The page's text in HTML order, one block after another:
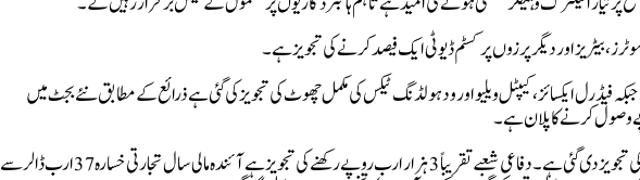
بیٹریز اور دیگر پرزوں پر کسٹم ڈیوٹی ایک فیصد کرنے کی تجویز ہے۔
فیڈرل ایکسائز،کیپٹل ویلیو اور ودہولڈنگ ٹیکس کی مکمل چھوٹ کی تجویز کی گئی ہے ذرائع کے مطابق نئے بجٹ میں
قرضوں پر سود کیلئے7 ہزار 824 ارب رکھنے کی تجویز دی گئی ہے۔ دفاعی شعبے تقریباً 3 ہزار ارب روپے رکھنے کی تجویز ہے آئندہ مالی سال تجارتی خسارہ 37 ارب ڈالر سے